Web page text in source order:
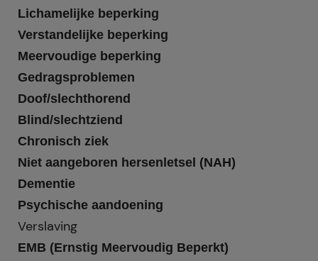
Lichamelijke beperking
Verstandelijke beperking
Meervoudige beperking
Gedragsproblemen
Doof/slechthorend
Blind/slechtziend
Chronisch ziek
Niet aangeboren hersenletsel (NAH)
Dementie
Psychische aandoening
Verslaving
EMB (Ernstig Meervoudig Beperkt)